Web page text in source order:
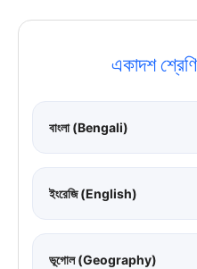
একাদশ
বাংলা (Bengali)
ইংরেজি (English)
ভূগোল (Geography)